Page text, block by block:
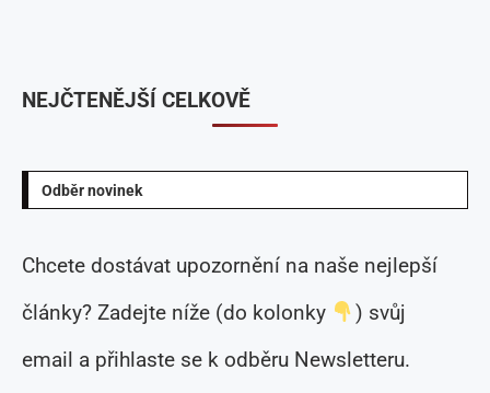
Odběr novinek
Chcete dostávat upozornění na naše nejlepší
články? Zadejte níže (do kolonky
) svůj
email a přihlaste se k odběru Newsletteru.
NEJČTENĚJŠÍ CELKOVĚ